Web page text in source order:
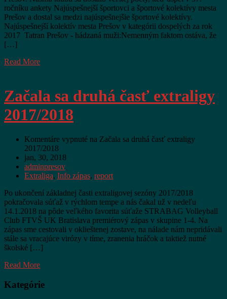
ročníku ankety Najúspešnejší športovci a športové kolektívy mesta
Prešov a dostal sa medzi najúspešnejšie športové kolektívy.
Najúspešnejší kolektív mesta Prešov v kategórii dospelých za rok
2017 Tatran Prešov ‑ hádzaná muži:Nemenným faktom ostáva, že
[…]
Read More
Začala sa druhá časť extraligy
2017/2018
Komentáre vypnuté na Začala sa druhá časť extraligy
2017/2018
jan, 30, 2018
adminpresov
Extraliga, Info zápas, report
Po ukončení základnej časti extraligovej sezóny 2017/2018
pokračovala súťaž v rýchlom tempe a nás čakal už v nedeľu
14.1.2018 na pôde veľkého favorita súťaže STRABAG Volleyball
Club FTVŠ UK Bratislava premiérový zápas v skupine 1-4. Na
zápas sme cestovali v oklieštenej zostave, na nálade nám nepridávali
stále sa vracajúce virózy v tíme, zranenia hráčok a taktiež nutné
školské […]
Read More
Kategórie